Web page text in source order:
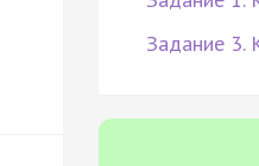
Задание 3.